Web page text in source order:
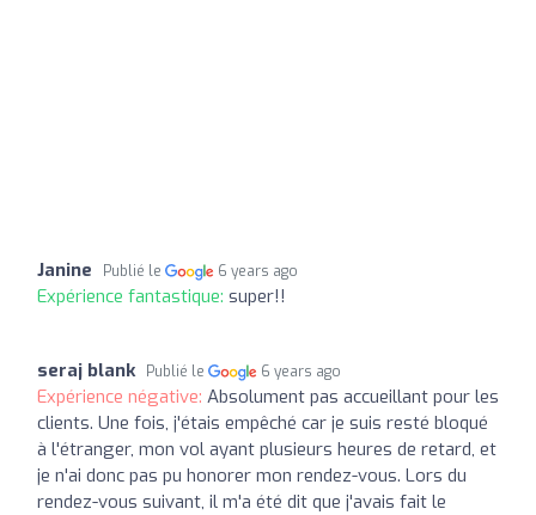
Janine Publié le 6 years ago
Expérience fantastique: super!!
seraj blank Publié le 6 years ago
Expérience négative: Absolument pas accueillant pour les
clients. Une fois, j'étais empêché car je suis resté bloqué
à l'étranger, mon vol ayant plusieurs heures de retard, et
je n'ai donc pas pu honorer mon rendez-vous. Lors du
rendez-vous suivant, il m'a été dit que j'avais fait le